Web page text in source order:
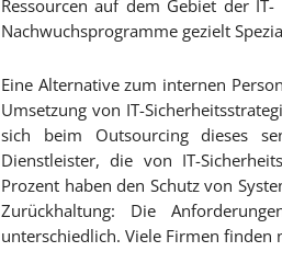
Ressourcen auf dem Gebiet der
Nachwuchsprogramme gezielt
Eine Alternative zum internen
Umsetzung von IT-
sich beim Outsourcing dieses
Dienstleister, die von IT-
Prozent haben den Schutz von
Zurückhaltung: Die
unterschiedlich. Viele Firmen finden